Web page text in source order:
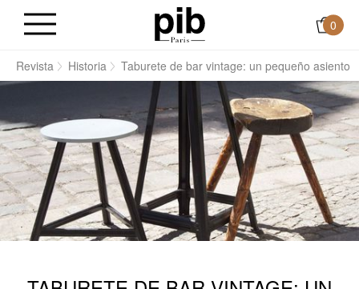
0
Revista Historia Taburete de bar vintage: un pequeño asiento